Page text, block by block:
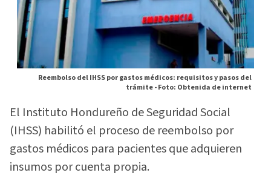
Reembolso del IHSS por gastos médicos: requisitos y pasos del
trámite -Foto: Obtenida de internet
El Instituto Hondureño de Seguridad Social
(IHSS) habilitó el proceso de reembolso por
gastos médicos para pacientes que adquieren
insumos por cuenta propia.